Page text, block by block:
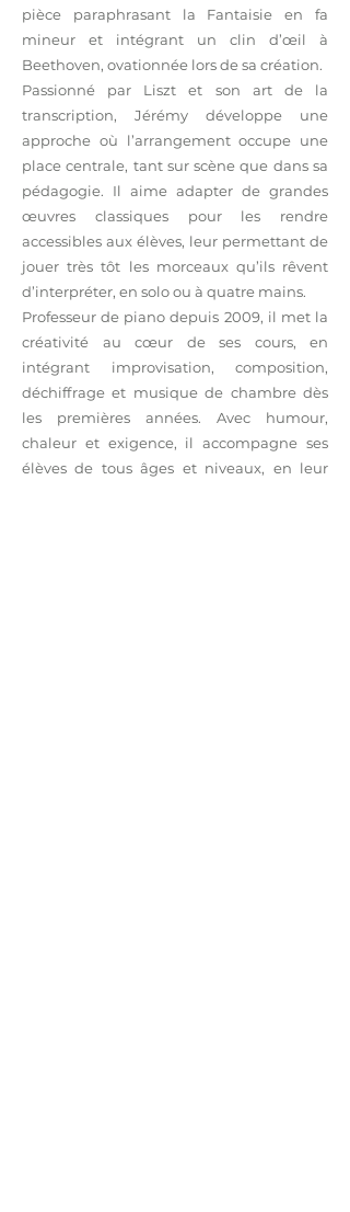
pièce paraphrasant la Fantaisie en fa
mineur et intégrant un clin d’œil à
Beethoven, ovationnée lors de sa création.
Passionné par Liszt et son art de la
transcription, Jérémy développe une
approche où l’arrangement occupe une
place centrale, tant sur scène que dans sa
pédagogie. Il aime adapter de grandes
œuvres classiques pour les rendre
accessibles aux élèves, leur permettant de
jouer très tôt les morceaux qu’ils rêvent
d’interpréter, en solo ou à quatre mains.
Professeur de piano depuis 2009, il met la
créativité au cœur de ses cours, en
intégrant improvisation, composition,
déchiffrage et musique de chambre dès
les premières années. Avec humour,
chaleur et exigence, il accompagne ses
élèves de tous âges et niveaux, en leur